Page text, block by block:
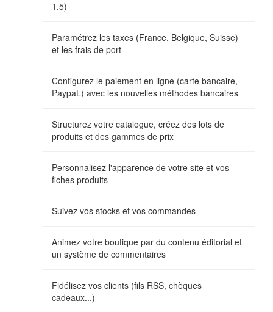
1.5)
Paramétrez les taxes (France, Belgique, Suisse)
et les frais de port
Configurez le paiement en ligne (carte bancaire,
PaypaL) avec les nouvelles méthodes bancaires
Structurez votre catalogue, créez des lots de
produits et des gammes de prix
Personnalisez l'apparence de votre site et vos
fiches produits
Suivez vos stocks et vos commandes
Animez votre boutique par du contenu éditorial et
un système de commentaires
Fidélisez vos clients (fils RSS, chèques
cadeaux...)